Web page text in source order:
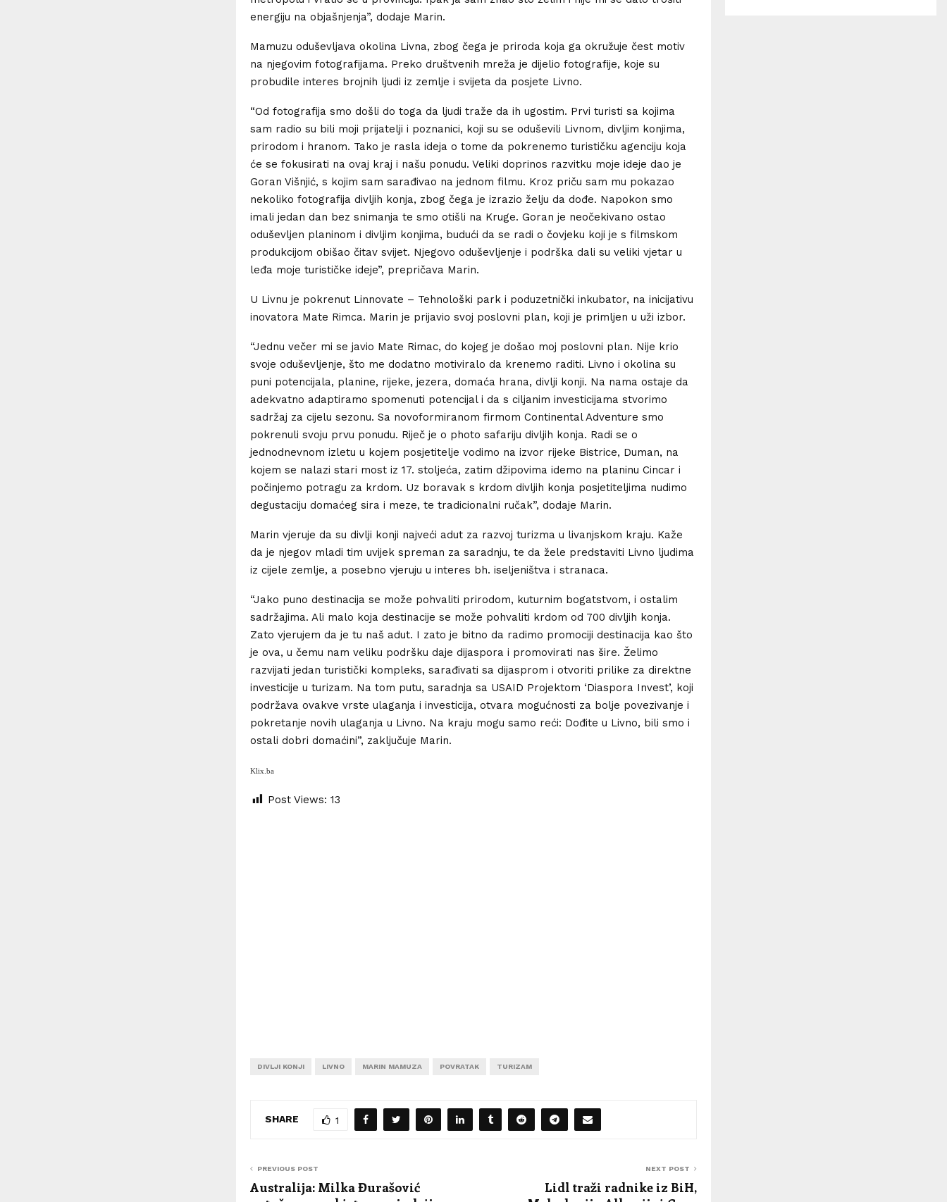
energiju na objašnjenja”, dodaje Marin.
Mamuzu oduševljava okolina Livna, zbog čega je priroda koja ga okružuje čest motiv
na njegovim fotografijama. Preko društvenih mreža je dijelio fotografije, koje su
probudile interes brojnih ljudi iz zemlje i svijeta da posjete Livno.
“Od fotografija smo došli do toga da ljudi traže da ih ugostim. Prvi turisti sa kojima
sam radio su bili moji prijatelji i poznanici, koji su se oduševili Livnom, divljim konjima,
prirodom i hranom. Tako je rasla ideja o tome da pokrenemo turističku agenciju koja
će se fokusirati na ovaj kraj i našu ponudu. Veliki doprinos razvitku moje ideje dao je
Goran Višnjić, s kojim sam sarađivao na jednom filmu. Kroz priču sam mu pokazao
nekoliko fotografija divljih konja, zbog čega je izrazio želju da dođe. Napokon smo
imali jedan dan bez snimanja te smo otišli na Kruge. Goran je neočekivano ostao
oduševljen planinom i divljim konjima, budući da se radi o čovjeku koji je s filmskom
produkcijom obišao čitav svijet. Njegovo oduševljenje i podrška dali su veliki vjetar u
leđa moje turističke ideje”, prepričava Marin.
U Livnu je pokrenut Linnovate – Tehnološki park i poduzetnički inkubator, na inicijativu
inovatora Mate Rimca. Marin je prijavio svoj poslovni plan, koji je primljen u uži izbor.
“Jednu večer mi se javio Mate Rimac, do kojeg je došao moj poslovni plan. Nije krio
svoje oduševljenje, što me dodatno motiviralo da krenemo raditi. Livno i okolina su
puni potencijala, planine, rijeke, jezera, domaća hrana, divlji konji. Na nama ostaje da
adekvatno adaptiramo spomenuti potencijal i da s ciljanim investicijama stvorimo
sadržaj za cijelu sezonu. Sa novoformiranom firmom Continental Adventure smo
pokrenuli svoju prvu ponudu. Riječ je o photo safariju divljih konja. Radi se o
jednodnevnom izletu u kojem posjetitelje vodimo na izvor rijeke Bistrice, Duman, na
kojem se nalazi stari most iz 17. stoljeća, zatim džipovima idemo na planinu Cincar i
počinjemo potragu za krdom. Uz boravak s krdom divljih konja posjetiteljima nudimo
degustaciju domaćeg sira i meze, te tradicionalni ručak”, dodaje Marin.
Marin vjeruje da su divlji konji najveći adut za razvoj turizma u livanjskom kraju. Kaže
da je njegov mladi tim uvijek spreman za saradnju, te da žele predstaviti Livno ljudima
iz cijele zemlje, a posebno vjeruju u interes bh. iseljeništva i stranaca.
“Jako puno destinacija se može pohvaliti prirodom, kuturnim bogatstvom, i ostalim
sadržajima. Ali malo koja destinacije se može pohvaliti krdom od 700 divljih konja.
Zato vjerujem da je tu naš adut. I zato je bitno da radimo promociji destinacija kao što
je ova, u čemu nam veliku podršku daje dijaspora i promovirati nas šire. Želimo
razvijati jedan turistički kompleks, sarađivati sa dijasprom i otvoriti prilike za direktne
investicije u turizam. Na tom putu, saradnja sa USAID Projektom ‘Diaspora Invest’, koji
podržava ovakve vrste ulaganja i investicija, otvara mogućnosti za bolje povezivanje i
pokretanje novih ulaganja u Livno. Na kraju mogu samo reći: Dođite u Livno, bili smo i
ostali dobri domaćini”, zaključuje Marin.
Klix.ba
Post Views: 13
DIVLJI KONJI LIVNO MARIN MAMUZA POVRATAK TURIZAM
SHARE 1
PREVIOUS POST
Australija: Milka Đurašović
NEXT POST
Lidl traži radnike iz BiH,